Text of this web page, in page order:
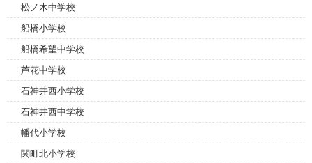
松ノ木中学校
船橋小学校
船橋希望中学校
芦花中学校
石神井西小学校
石神井西中学校
幡代小学校
関町北小学校